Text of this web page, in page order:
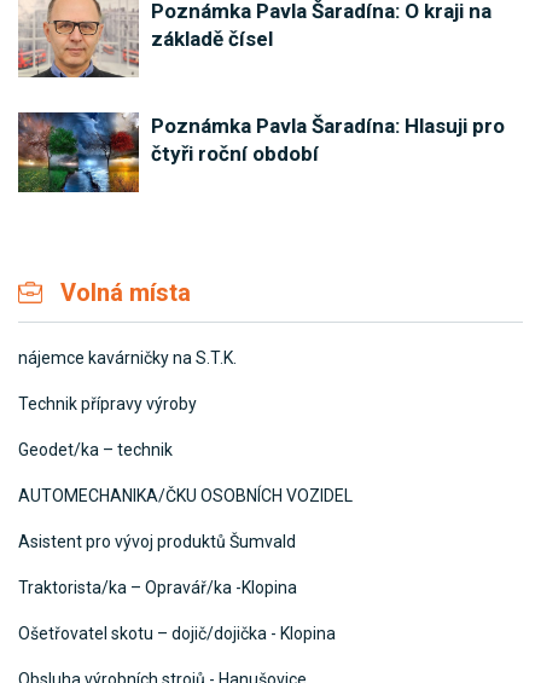
Poznámka Pavla Šaradína: O kraji na
základě čísel
Poznámka Pavla Šaradína: Hlasuji pro
čtyři roční období
Volná místa
nájemce kavárničky na S.T.K.
Technik přípravy výroby
Geodet/ka – technik
AUTOMECHANIKA/ČKU OSOBNÍCH VOZIDEL
Asistent pro vývoj produktů Šumvald
Traktorista/ka – Opravář/ka -Klopina
Ošetřovatel skotu – dojič/dojička - Klopina
Obsluha výrobních strojů - Hanušovice